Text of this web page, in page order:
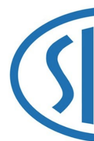
PODCAST
NEWSLETTER
I MIEI PREFERITI
SHOP